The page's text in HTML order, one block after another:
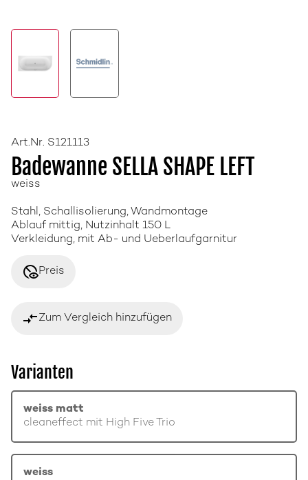
Art.Nr. S121113
Badewanne SELLA SHAPE LEFT
weiss
Stahl, Schallisolierung, Wandmontage
Ablauf mittig, Nutzinhalt 150 L
Verkleidung, mit Ab- und Ueberlaufgarnitur
disabled_visiblePreis
compare_arrowsZum Vergleich hinzufügen
Varianten
weiss matt
cleaneffect mit High Five Trio
weiss